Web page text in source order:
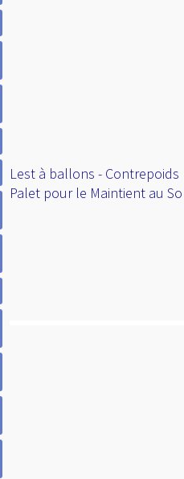
Lest à ballons -
Palet pour le Maintient au